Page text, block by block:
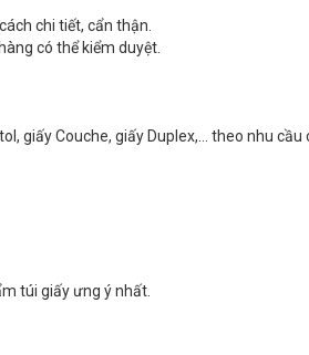
chi tiết, cẩn thận.
có thể kiểm duyệt.
giấy Couche, giấy Duplex,… theo nhu cầu
túi giấy ưng ý nhất.